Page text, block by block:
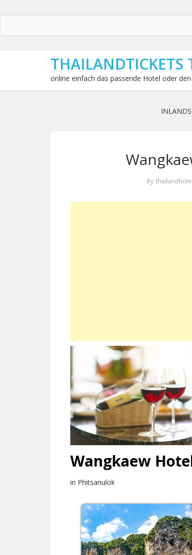
THAILANDTICKETS
online einfach das passende Hotel oder
By
Wangkaew
in Phitsanulok